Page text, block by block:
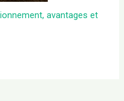
avantages et